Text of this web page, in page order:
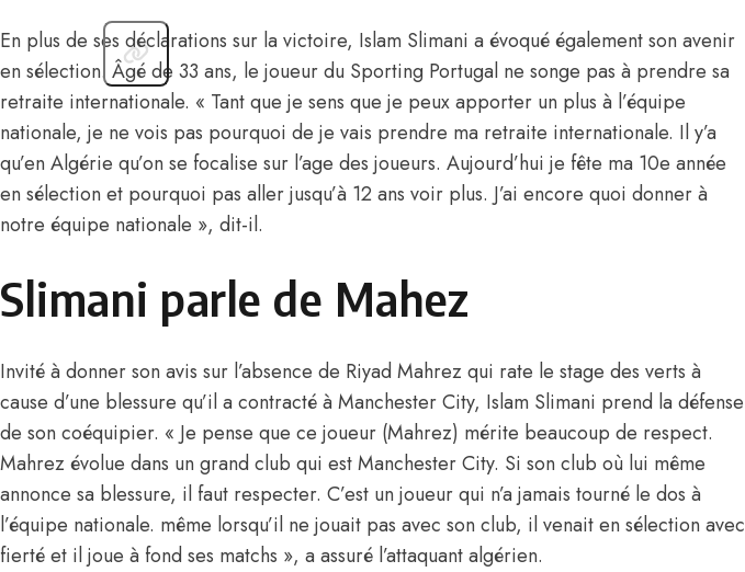
En plus de ses déclarations sur la victoire, Islam Slimani a évoqué également son avenir
en sélection. Âgé de 33 ans, le joueur du Sporting Portugal ne songe pas à prendre sa
retraite internationale. « Tant que je sens que je peux apporter un plus à l’équipe
nationale, je ne vois pas pourquoi de je vais prendre ma retraite internationale. Il y’a
qu’en Algérie qu’on se focalise sur l’age des joueurs. Aujourd’hui je fête ma 10e année
en sélection et pourquoi pas aller jusqu’à 12 ans voir plus. J’ai encore quoi donner à
notre équipe nationale », dit-il.
Slimani parle de Mahez
Invité à donner son avis sur l’absence de Riyad Mahrez qui rate le stage des verts à
cause d’une blessure qu’il a contracté à Manchester City, Islam Slimani prend la défense
de son coéquipier. « Je pense que ce joueur (Mahrez) mérite beaucoup de respect.
Mahrez évolue dans un grand club qui est Manchester City. Si son club où lui même
annonce sa blessure, il faut respecter. C’est un joueur qui n’a jamais tourné le dos à
l’équipe nationale. même lorsqu’il ne jouait pas avec son club, il venait en sélection avec
fierté et il joue à fond ses matchs », a assuré l’attaquant algérien.